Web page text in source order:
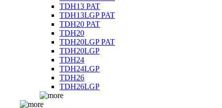
TDH13 PAT
TDH13LGP PAT
TDH20 PAT
TDH20
TDH20LGP PAT
TDH20LGP
TDH24
TDH24LGP
TDH26
TDH26LGP